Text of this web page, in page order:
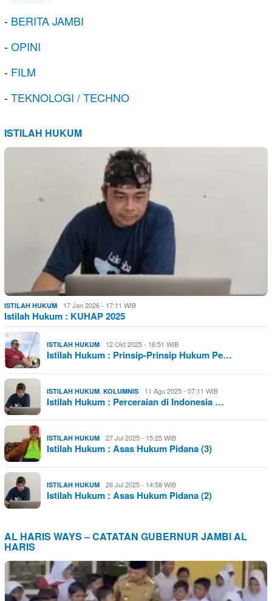
- BERITA JAMBI
-OPINI
- FILM
-TEKNOLOGI / TECHNO
ISTILAH HUKUM
ISTILAH HUKUM 17 Jan 2026 - 17:11 WIB
Istilah Hukum : KUHAP 2025
ISTILAH HUKUM 12 Okt 2025 - 16:51 WIB
Istilah Hukum : Prinsip-Prinsip Hukum Pe…
ISTILAH HUKUM, KOLUMNIS 11 Agu 2025 - 07:11 WIB
Istilah Hukum : Perceraian di Indonesia …
ISTILAH HUKUM 27 Jul 2025 - 15:25 WIB
Istilah Hukum : Asas Hukum Pidana (3)
ISTILAH HUKUM 26 Jul 2025 - 14:58 WIB
Istilah Hukum : Asas Hukum Pidana (2)
AL HARIS WAYS – CATATAN GUBERNUR JAMBI AL
HARIS